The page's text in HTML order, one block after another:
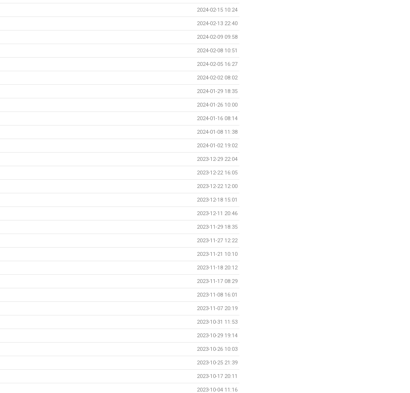
2024-02-15 10:24
2024-02-13 22:40
2024-02-09 09:58
2024-02-08 10:51
2024-02-05 16:27
2024-02-02 08:02
2024-01-29 18:35
2024-01-26 10:00
2024-01-16 08:14
2024-01-08 11:38
2024-01-02 19:02
2023-12-29 22:04
2023-12-22 16:05
2023-12-22 12:00
2023-12-18 15:01
2023-12-11 20:46
2023-11-29 18:35
2023-11-27 12:22
2023-11-21 10:10
2023-11-18 20:12
2023-11-17 08:29
2023-11-08 16:01
2023-11-07 20:19
2023-10-31 11:53
2023-10-29 19:14
2023-10-26 10:03
2023-10-25 21:39
2023-10-17 20:11
2023-10-04 11:16